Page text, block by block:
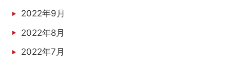
2022年9月
2022年8月
2022年7月